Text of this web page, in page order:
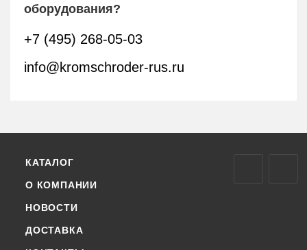
оборудования?
+7 (495) 268-05-03
info@kromschroder-rus.ru
КАТАЛОГ
О КОМПАНИИ
НОВОСТИ
ДОСТАВКА